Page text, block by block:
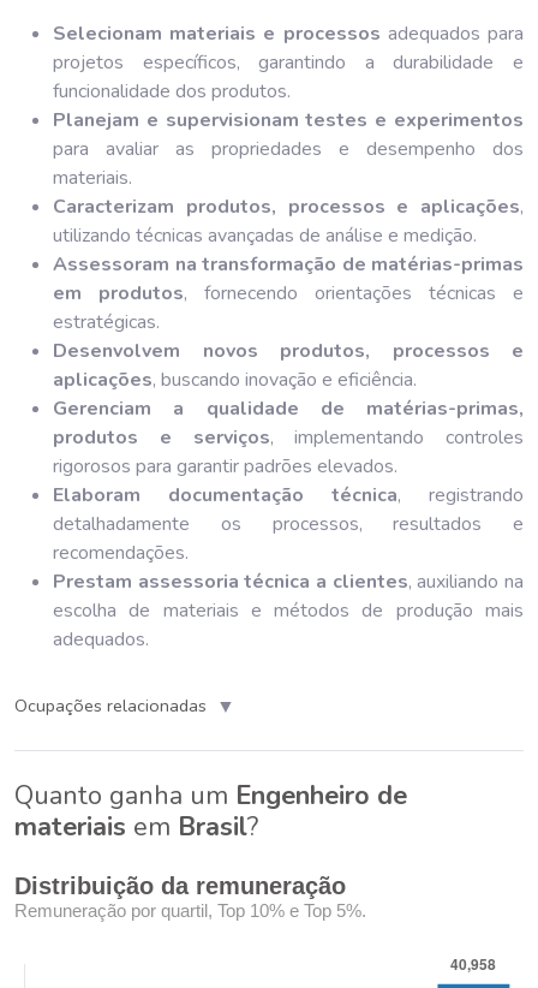
Selecionam materiais e processos adequados para
projetos específicos, garantindo a durabilidade e
funcionalidade dos produtos.
Planejam e supervisionam testes e experimentos
para avaliar as propriedades e desempenho dos
materiais.
Caracterizam produtos, processos e aplicações,
utilizando técnicas avançadas de análise e medição.
Assessoram na transformação de matérias-primas
em produtos, fornecendo orientações técnicas e
estratégicas.
Desenvolvem novos produtos, processos e
aplicações, buscando inovação e eficiência.
Gerenciam a qualidade de matérias-primas,
produtos e serviços, implementando controles
rigorosos para garantir padrões elevados.
Elaboram documentação técnica, registrando
detalhadamente os processos, resultados e
recomendações.
Prestam assessoria técnica a clientes, auxiliando na
escolha de materiais e métodos de produção mais
adequados.
Ocupações relacionadas ▼
Quanto ganha um Engenheiro de
materiais em Brasil?
Distribuição da remuneração
Remuneração por quartil, Top 10% e Top 5%.